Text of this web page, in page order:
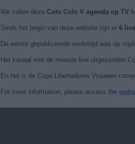
We zullen deze Colo Colo V agenda op TV
Sinds het begin van deze website zijn er 6
De eerste gepubliceerde wedstrijd was op
Het kanaal met de meeste live uitgezonden
En het is de Copa Libertadores Vrouwen
For more information, please access the